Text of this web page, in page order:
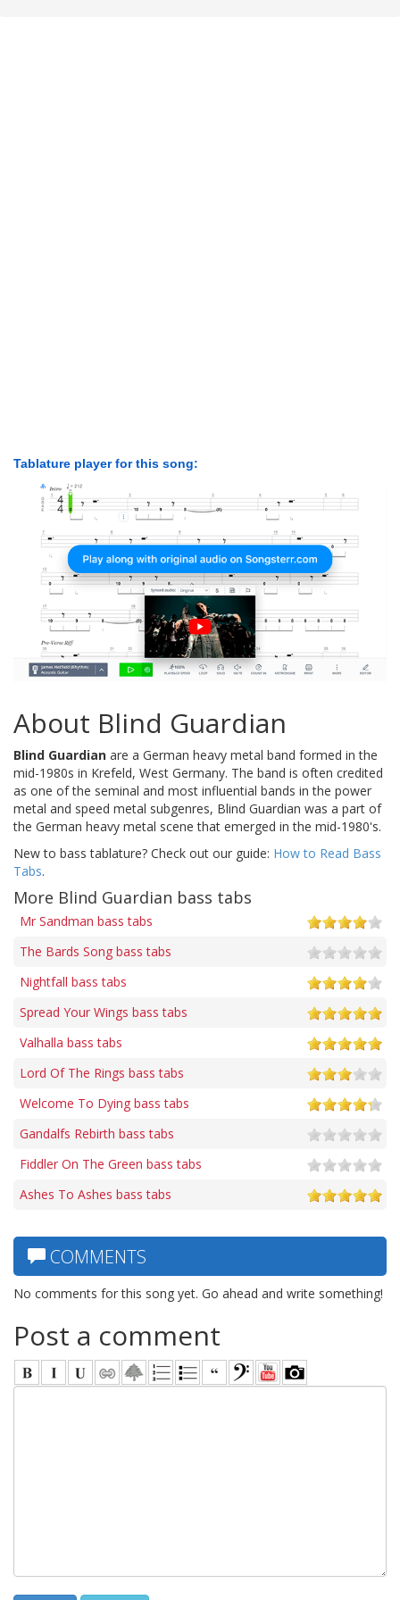
Tablature player for this song:
About Blind Guardian
Blind Guardian are a German heavy metal band formed in the
mid-1980s in Krefeld, West Germany. The band is often credited
as one of the seminal and most influential bands in the power
metal and speed metal subgenres, Blind Guardian was a part of
the German heavy metal scene that emerged in the mid-1980's.
New to bass tablature? Check out our guide: How to Read Bass
Tabs.
More Blind Guardian bass tabs
Mr Sandman bass tabs
The Bards Song bass tabs
Nightfall bass tabs
Spread Your Wings bass tabs
Valhalla bass tabs
Lord Of The Rings bass tabs
Welcome To Dying bass tabs
Gandalfs Rebirth bass tabs
Fiddler On The Green bass tabs
Ashes To Ashes bass tabs
COMMENTS
No comments for this song yet. Go ahead and write something!
Post a comment